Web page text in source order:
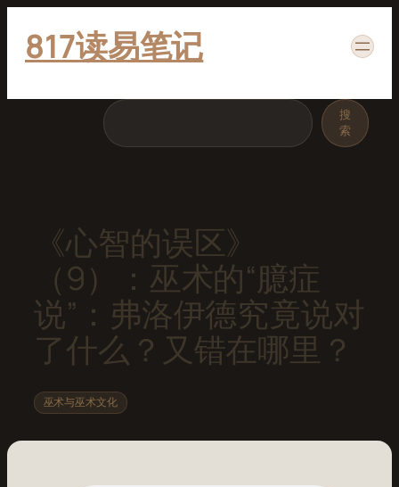
817读易笔记
搜
索
《心智的误区》
（9）：巫术的“臆症
说”：弗洛伊德究竟说对
了什么？又错在哪里？
巫术与巫术文化